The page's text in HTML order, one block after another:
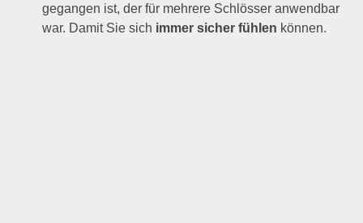
gegangen ist, der für mehrere Schlösser anwendbar
war. Damit Sie sich immer sicher fühlen können.